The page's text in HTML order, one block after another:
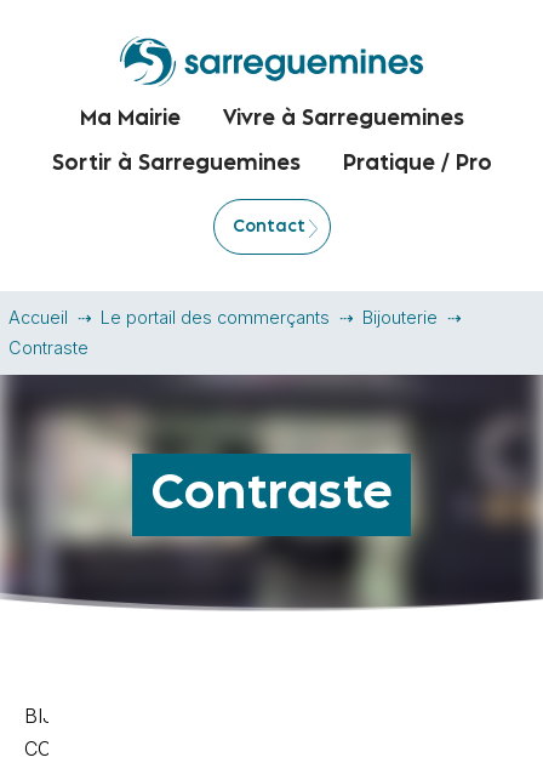
Ma Mairie Vivre à Sarreguemines
Sortir à Sarreguemines Pratique / Pro
Contact
Accueil Le portail des commerçants
Bijouterie
Contraste
Contraste
BIJOUTERIE
CONTRASTE